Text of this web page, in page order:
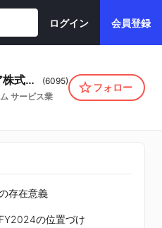
ログイン 会員登録
メドピア株式会社 (6095)
サービス業
フォロー
存在意義
の位置づけ